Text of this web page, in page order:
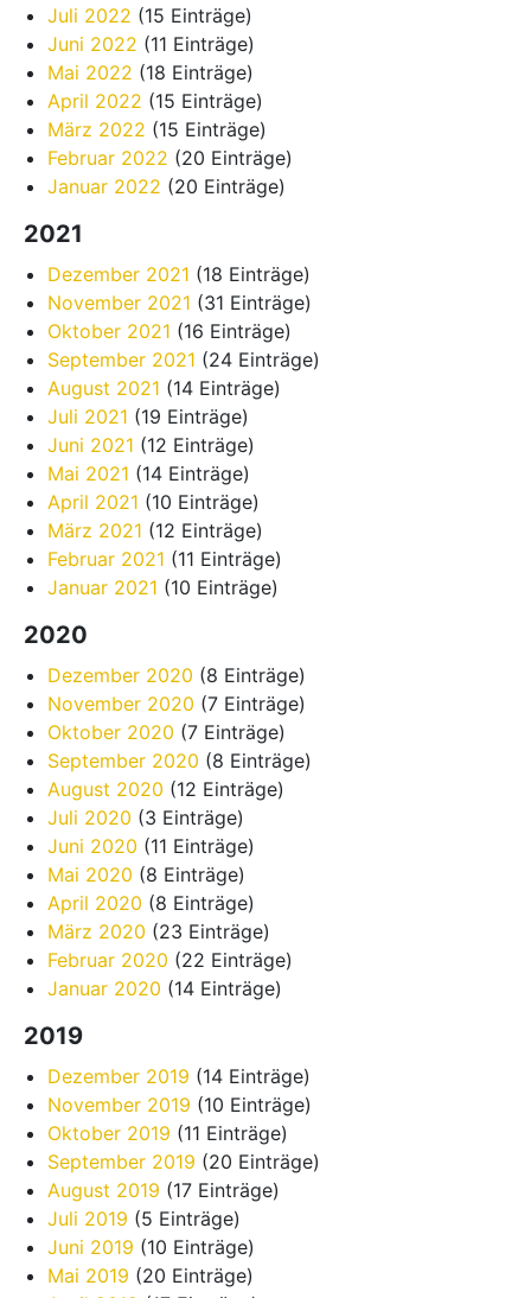
Juli 2022 (15 Einträge)
Juni 2022 (11 Einträge)
Mai 2022 (18 Einträge)
April 2022 (15 Einträge)
März 2022 (15 Einträge)
Februar 2022 (20 Einträge)
Januar 2022 (20 Einträge)
2021
Dezember 2021 (18 Einträge)
November 2021 (31 Einträge)
Oktober 2021 (16 Einträge)
September 2021 (24 Einträge)
August 2021 (14 Einträge)
Juli 2021 (19 Einträge)
Juni 2021 (12 Einträge)
Mai 2021 (14 Einträge)
April 2021 (10 Einträge)
März 2021 (12 Einträge)
Februar 2021 (11 Einträge)
Januar 2021 (10 Einträge)
2020
Dezember 2020 (8 Einträge)
November 2020 (7 Einträge)
Oktober 2020 (7 Einträge)
September 2020 (8 Einträge)
August 2020 (12 Einträge)
Juli 2020 (3 Einträge)
Juni 2020 (11 Einträge)
Mai 2020 (8 Einträge)
April 2020 (8 Einträge)
März 2020 (23 Einträge)
Februar 2020 (22 Einträge)
Januar 2020 (14 Einträge)
2019
Dezember 2019 (14 Einträge)
November 2019 (10 Einträge)
Oktober 2019 (11 Einträge)
September 2019 (20 Einträge)
August 2019 (17 Einträge)
Juli 2019 (5 Einträge)
Juni 2019 (10 Einträge)
Mai 2019 (20 Einträge)